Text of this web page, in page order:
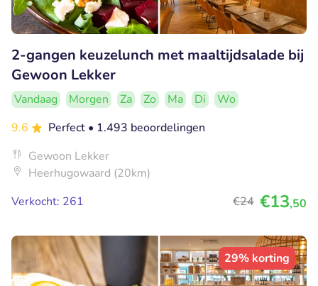
2-gangen keuzelunch met maaltijdsalade bij
Gewoon Lekker
Vandaag Morgen Za Zo Ma Di
Wo
9.6
Perfect • 1.493 beoordelingen
Gewoon Lekker
Heerhugowaard (20km)
Verkocht: 261
€24 €13,50
29% korting